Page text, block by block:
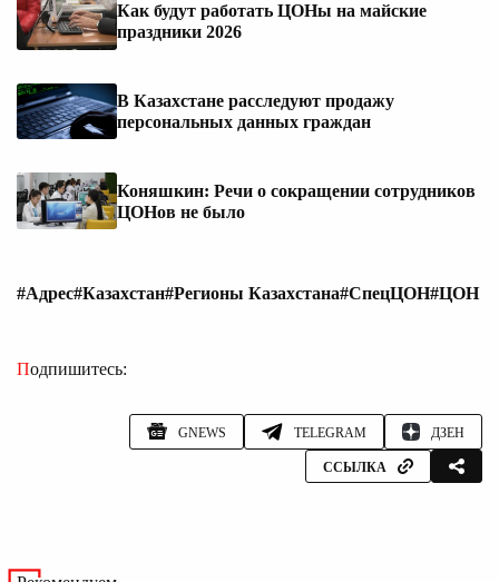
Как будут работать ЦОНы на майские
праздники 2026
В Казахстане расследуют продажу
персональных данных граждан
Коняшкин: Речи о сокращении сотрудников
ЦОНов не было
#Адрес#Казахстан#Регионы Казахстана#СпецЦОН#ЦОН
Подпишитесь:
GNEWS TELEGRAM ДЗЕН
ССЫЛКА